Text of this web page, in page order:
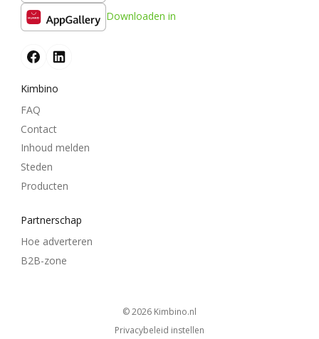
Downloaden in
Kimbino
FAQ
Contact
Inhoud melden
Steden
Producten
Partnerschap
Hoe adverteren
B2B-zone
© 2026
kimbino.nl
Privacybeleid instellen